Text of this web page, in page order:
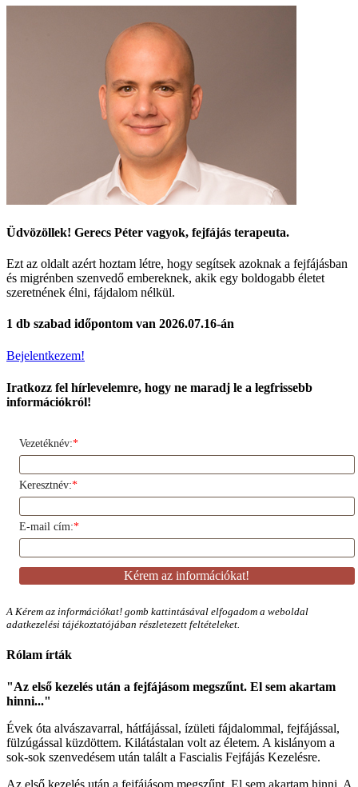
Üdvözöllek! Gerecs Péter vagyok, fejfájás terapeuta.
Ezt az oldalt azért hoztam létre, hogy segítsek azoknak a fejfájásban
és migrénben szenvedő embereknek, akik egy boldogabb életet
szeretnének élni, fájdalom nélkül.
1 db szabad időpontom van 2026.07.16-án
Bejelentkezem!
Iratkozz fel hírlevelemre, hogy ne maradj le a legfrissebb
információkról!
Vezetéknév:*
Keresztnév:*
E-mail cím:*
A Kérem az információkat! gomb kattintásával elfogadom a weboldal
adatkezelési tájékoztatójában részletezett feltételeket.
Rólam írták
"Az első kezelés után a fejfájásom megszűnt. El sem akartam
hinni..."
Évek óta alvászavarral, hátfájással, ízületi fájdalommal, fejfájással,
fülzúgással küzdöttem. Kilátástalan volt az életem. A kislányom a
sok-sok szenvedésem után talált a Fascialis Fejfájás Kezelésre.
Az első kezelés után a fejfájásom megszűnt. El sem akartam hinni. A